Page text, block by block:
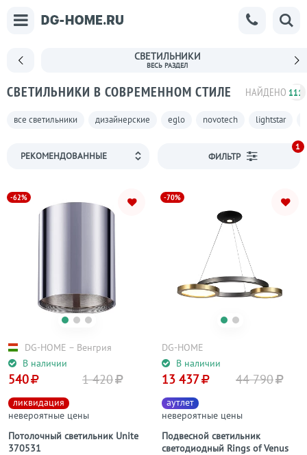
СВЕТИЛЬНИКИ
СВЕТИЛЬНИКИ В СОВРЕМЕННОМ СТИЛЕ НАЙДЕНО 111
все светильники дизайнерские eglo novotech lightstar
ФИЛЬТР
1
-62%
В наличии
DG-HOME − Венгрия
Потолочный светильник Unite
370531
ликвидация
невероятные цены
540 1 420
-70%
В наличии
DG-HOME
Подвесной светильник
светодиодный Rings of Venus
аутлет
невероятные цены
13 437 44 790